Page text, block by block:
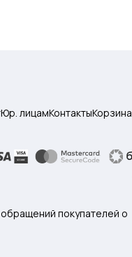
Юр. лицамКонтактыКорзина
покупателей о